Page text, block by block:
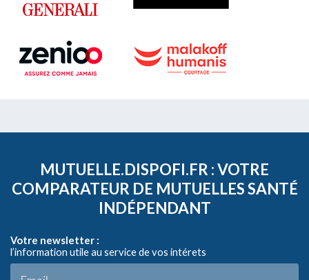
MUTUELLE.DISPOFI.FR : VOTRE
COMPARATEUR DE MUTUELLES SANTÉ
INDÉPENDANT
Votre newsletter :
l’information utile au service de vos intérets